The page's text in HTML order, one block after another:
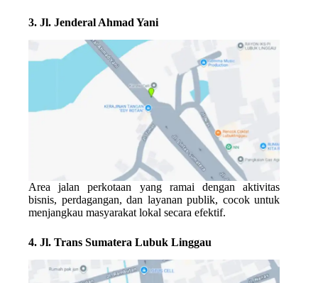
3. Jl. Jenderal Ahmad Yani
Area jalan perkotaan yang ramai dengan aktivitas
bisnis, perdagangan, dan layanan publik, cocok untuk
menjangkau masyarakat lokal secara efektif.
4. Jl. Trans Sumatera Lubuk Linggau